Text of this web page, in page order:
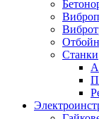
Станки